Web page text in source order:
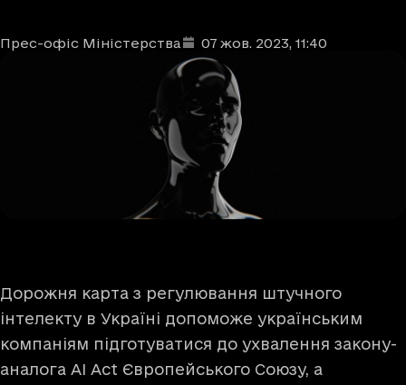
Автори
Прес-офіс Міністерства
Дата та час публікації : 07 жов. 2023, 11:40
Дорожня карта з регулювання штучного
інтелекту в Україні допоможе українським
компаніям підготуватися до ухвалення закону-
аналога AI Act Європейського Союзу, а